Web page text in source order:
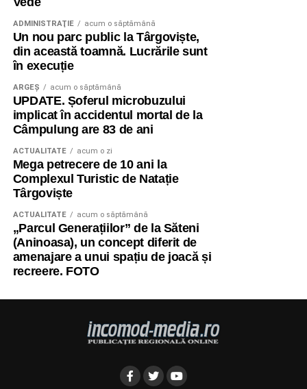
ADMINISTRAŢIE acum o săptămână
Un nou parc public la Târgoviște,
din această toamnă. Lucrările sunt
în execuție
ARGEȘ acum o săptămână
UPDATE. Șoferul microbuzului
implicat în accidentul mortal de la
Câmpulung are 83 de ani
ACTUALITATE acum o zi
Mega petrecere de 10 ani la
Complexul Turistic de Natație
Târgoviște
ACTUALITATE acum o săptămână
„Parcul Generațiilor” de la Săteni
(Aninoasa), un concept diferit de
amenajare a unui spațiu de joacă și
recreere. FOTO